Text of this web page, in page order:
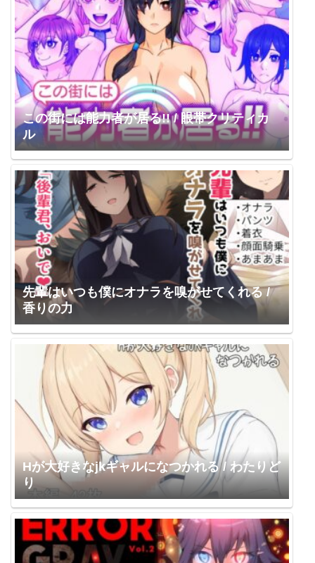
この街には能力者が居る!! / 眼帯クリティカ
ル
先輩はいつも僕にオナラを嗅がせてくれる /
香りの力
Hが大好きなjkギャルになつかれる / わたりど
り